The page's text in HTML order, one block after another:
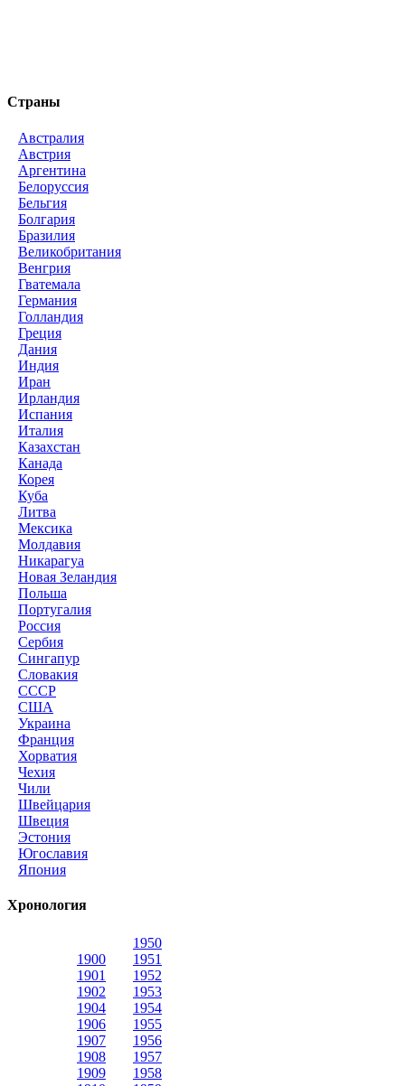
Страны
Австралия
Австрия
Аргентина
Белоруссия
Бельгия
Болгария
Бразилия
Великобритания
Венгрия
Гватемала
Германия
Голландия
Греция
Дания
Индия
Иран
Ирландия
Испания
Италия
Казахстан
Канада
Корея
Куба
Литва
Мексика
Молдавия
Никарагуа
Новая Зеландия
Польша
Португалия
Россия
Сербия
Сингапур
Словакия
СССР
США
Украина
Франция
Хорватия
Чехия
Чили
Швейцария
Швеция
Эстония
Югославия
Япония
Хронология
1900
1901
1902
1904
1906
1907
1908
1909
1950
1951
1952
1953
1954
1955
1956
1957
1958